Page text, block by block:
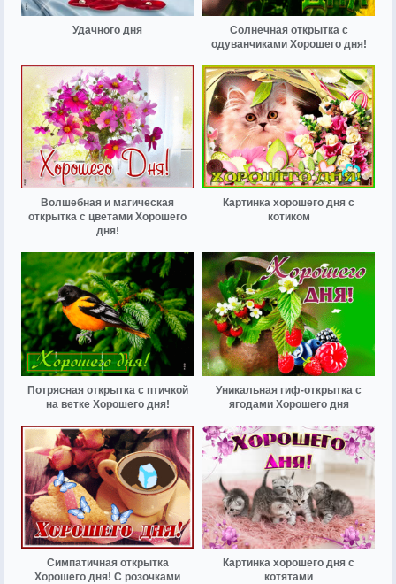
Удачного дня
Солнечная открытка с
одуванчиками Хорошего дня!
Волшебная и магическая
открытка с цветами Хорошего
дня!
Картинка хорошего дня с
котиком
Потрясная открытка с птичкой
на ветке Хорошего дня!
Уникальная гиф-открытка с
ягодами Хорошего дня
Симпатичная открытка
Хорошего дня! С розочками
Картинка хорошего дня с
котятами